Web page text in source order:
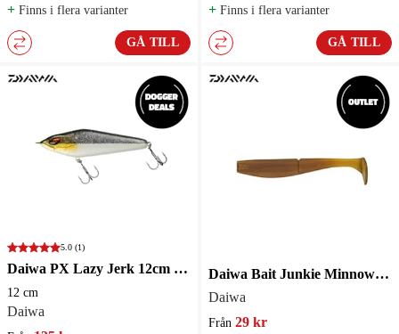
+ Finns i flera varianter
GÅ TILL
+ Finns i flera varianter
GÅ TILL
5.0 (1)
Daiwa PX Lazy Jerk 12cm 40g Slow Sink Jerkbait
12 cm
Daiwa
Daiwa Bait Junkie Minnow 6.2" 15,5cm 3-pack
Daiwa
Från 29 kr